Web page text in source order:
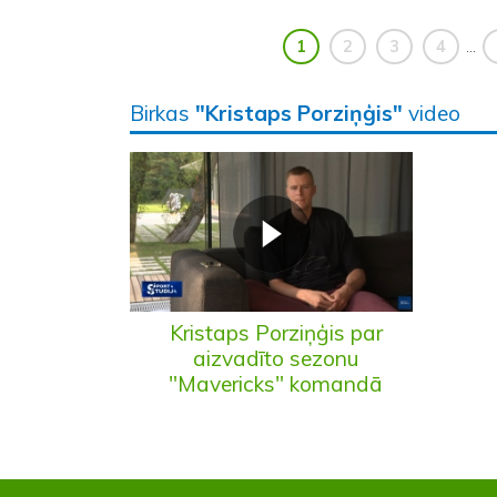
1 2 3 4
Birkas "Kristaps Porziņģis" video
Kristaps Porziņģis par
aizvadīto sezonu
"Mavericks" komandā